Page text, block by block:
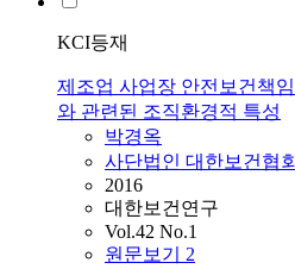
KCI등재
제조업 사업장 안전보건책
와 관련된 조직환경적 특성
박경옥
사단법인 대한보건협회
2016
대한보건연구
Vol.42 No.1
원문보기 2